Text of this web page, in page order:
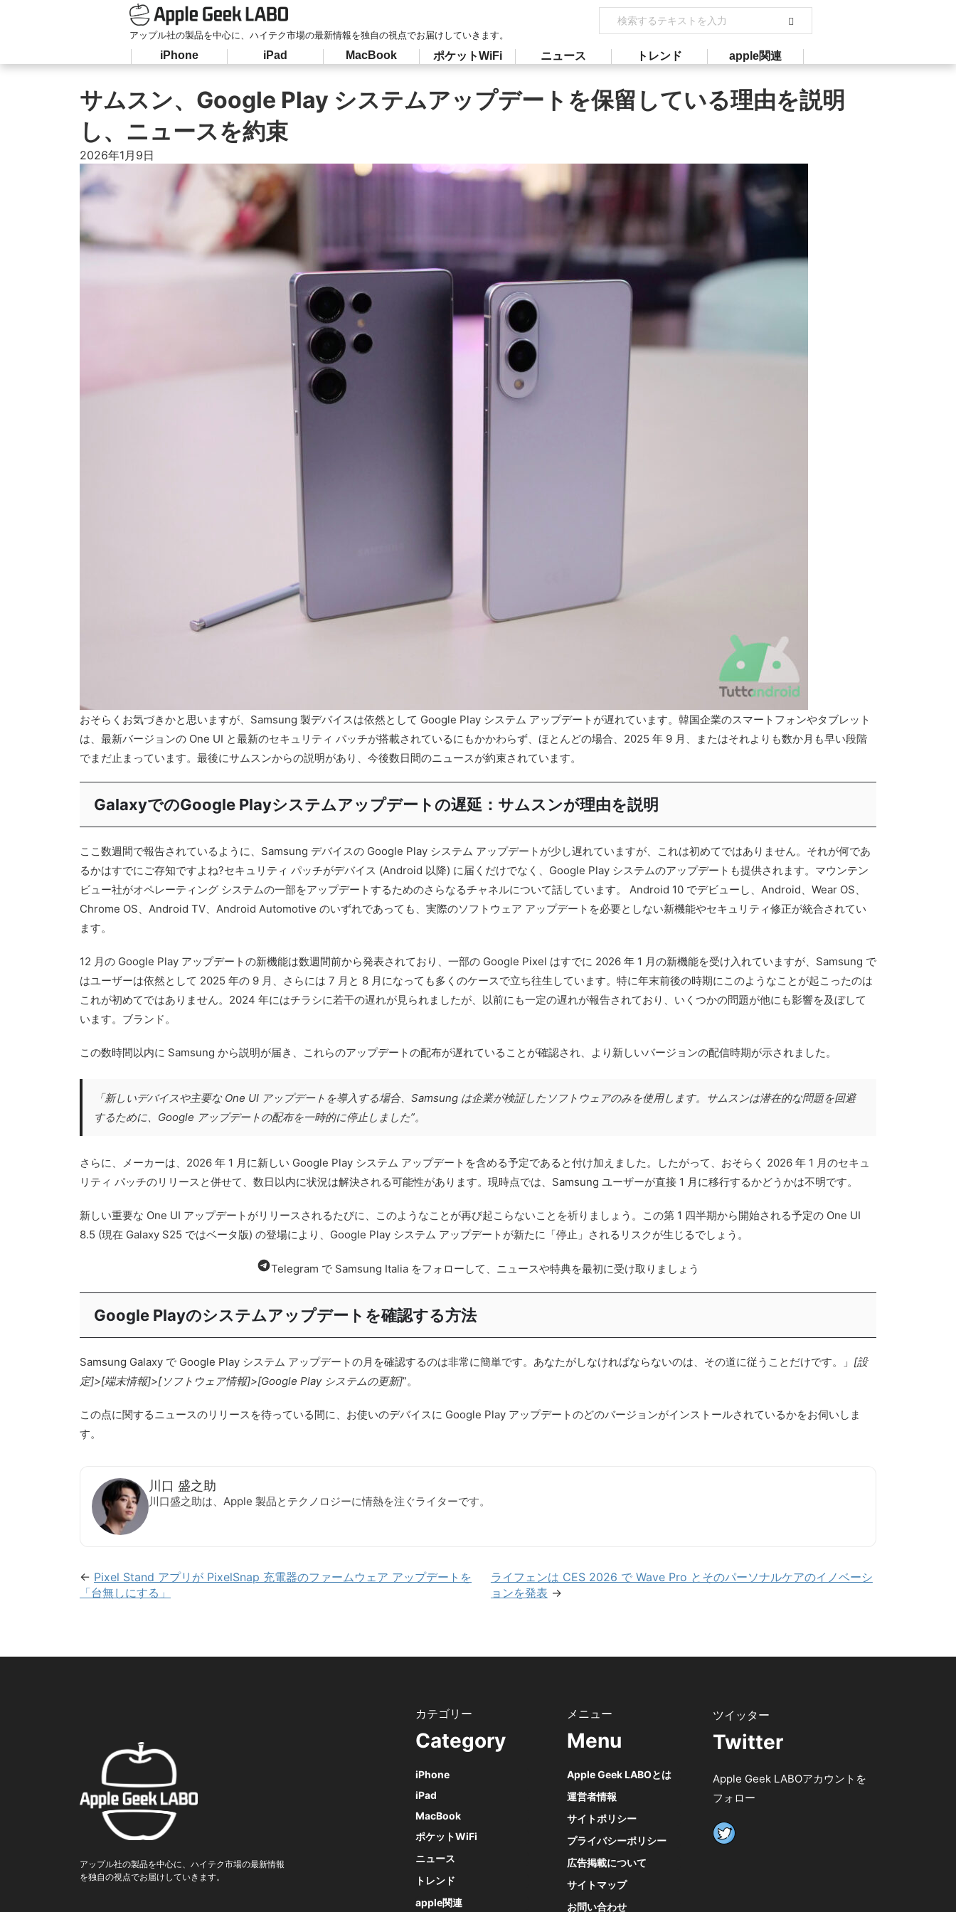
アップル社の製品を中心に、ハイテク市場の最新情報を独自の視点でお届けしていきます。
iPhone iPad MacBook ポケットWiFi ニュース トレンド apple関連
サムスン、Google Play システムアップデートを保留している理由を説明
し、ニュースを約束
2026年1月9日
おそらくお気づきかと思いますが、Samsung 製デバイスは依然として Google Play システム アップデートが遅れています。韓国企業のスマートフォンやタブレット
は、最新バージョンの One UI と最新のセキュリティ パッチが搭載されているにもかかわらず、ほとんどの場合、2025 年 9 月、またはそれよりも数か月も早い段階
でまだ止まっています。最後にサムスンからの説明があり、今後数日間のニュースが約束されています。
GalaxyでのGoogle Playシステムアップデートの遅延：サムスンが理由を説明
ここ数週間で報告されているように、Samsung デバイスの Google Play システム アップデートが少し遅れていますが、これは初めてではありません。それが何であ
るかはすでにご存知ですよね?セキュリティ パッチがデバイス (Android 以降) に届くだけでなく、Google Play システムのアップデートも提供されます。マウンテン
ビュー社がオペレーティング システムの一部をアップデートするためのさらなるチャネルについて話しています。 Android 10 でデビューし、Android、Wear OS、
Chrome OS、Android TV、Android Automotive のいずれであっても、実際のソフトウェア アップデートを必要としない新機能やセキュリティ修正が統合されてい
ます。
12 月の Google Play アップデートの新機能は数週間前から発表されており、一部の Google Pixel はすでに 2026 年 1 月の新機能を受け入れていますが、Samsung で
はユーザーは依然として 2025 年の 9 月、さらには 7 月と 8 月になっても多くのケースで立ち往生しています。特に年末前後の時期にこのようなことが起こったのは
これが初めてではありません。2024 年にはチラシに若干の遅れが見られましたが、以前にも一定の遅れが報告されており、いくつかの問題が他にも影響を及ぼして
います。ブランド。
この数時間以内に Samsung から説明が届き、これらのアップデートの配布が遅れていることが確認され、より新しいバージョンの配信時期が示されました。
「新しいデバイスや主要な One UI アップデートを導入する場合、Samsung は企業が検証したソフトウェアのみを使用します。サムスンは潜在的な問題を回避
するために、Google アップデートの配布を一時的に停止しました”。
さらに、メーカーは、2026 年 1 月に新しい Google Play システム アップデートを含める予定であると付け加えました。したがって、おそらく 2026 年 1 月のセキュ
リティ パッチのリリースと併せて、数日以内に状況は解決される可能性があります。現時点では、Samsung ユーザーが直接 1 月に移行するかどうかは不明です。
新しい重要な One UI アップデートがリリースされるたびに、このようなことが再び起こらないことを祈りましょう。この第 1 四半期から開始される予定の One UI
8.5 (現在 Galaxy S25 ではベータ版) の登場により、Google Play システム アップデートが新たに「停止」されるリスクが生じるでしょう。
Telegram で Samsung Italia をフォローして、ニュースや特典を最初に受け取りましょう
Google Playのシステムアップデートを確認する方法
Samsung Galaxy で Google Play システム アップデートの月を確認するのは非常に簡単です。あなたがしなければならないのは、その道に従うことだけです。」 [設
定]>[端末情報]>[ソフトウェア情報]>[Google Play システムの更新]”。
この点に関するニュースのリリースを待っている間に、お使いのデバイスに Google Play アップデートのどのバージョンがインストールされているかをお伺いしま
す。
川口 盛之助
川口盛之助は、Apple 製品とテクノロジーに情熱を注ぐライターです。
← Pixel Stand アプリが PixelSnap 充電器のファームウェア アップデートを
「台無しにする」
ライフェンは CES 2026 で Wave Pro とそのパーソナルケアのイノベーシ
ョンを発表 →
アップル社の製品を中心に、ハイテク市場の最新情報
を独自の視点でお届けしていきます。
Category
iPhone
iPad
MacBook
ポケットWiFi
ニュース
トレンド
apple関連
Menu
Apple Geek LABOとは
運営者情報
サイトポリシー
プライバシーポリシー
広告掲載について
サイトマップ
お問い合わせ
Twitter
Apple Geek LABOアカウントを
フォロー